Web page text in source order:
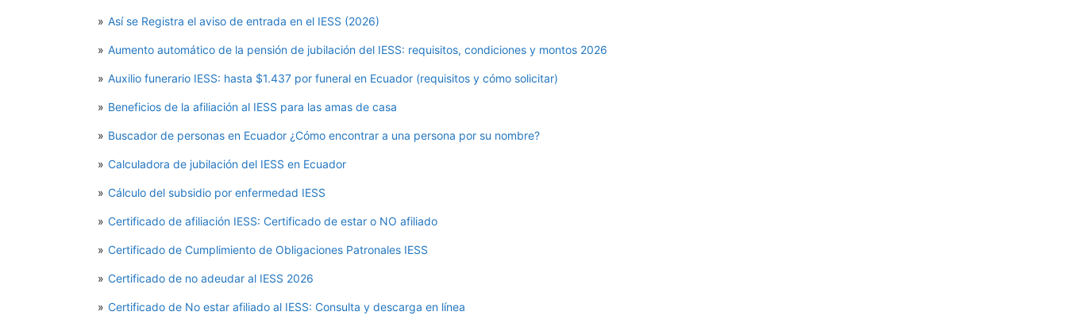
Así se Registra el aviso de entrada en el IESS (2026)
Aumento automático de la pensión de jubilación del IESS: requisitos, condiciones y montos 2026
Auxilio funerario IESS: hasta $1.437 por funeral en Ecuador (requisitos y cómo solicitar)
Beneficios de la afiliación al IESS para las amas de casa
Buscador de personas en Ecuador ¿Cómo encontrar a una persona por su nombre?
Calculadora de jubilación del IESS en Ecuador
Cálculo del subsidio por enfermedad IESS
Certificado de afiliación IESS: Certificado de estar o NO afiliado
Certificado de Cumplimiento de Obligaciones Patronales IESS
Certificado de no adeudar al IESS 2026
Certificado de No estar afiliado al IESS: Consulta y descarga en línea